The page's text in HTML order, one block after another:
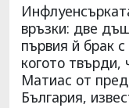
връзки: две
първия й брак
когото
Матиас от
България,